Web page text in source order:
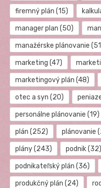
firemný plán (15)
manager plan (50)
manažérske plánovanie
marketing (47)
marketingový plán (48)
otec a syn (20)
personálne plánovanie (19)
plán (252) plánovanie
plány(243) podnik(32)
podnikateľský plán (36)
produkčný plán (24)